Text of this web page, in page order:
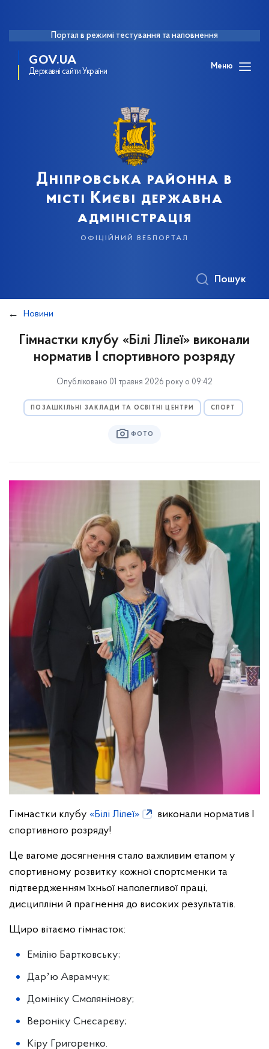
Портал в режимі тестування та наповнення
GOV.UA
Державні сайти України
Меню
Дніпровська районна в
місті Києві державна
адміністрація
офіційний вебпортал
Пошук
Новини
Гімнастки клубу «Білі Лілеї» виконали
норматив І спортивного розряду
Опубліковано 01 травня 2026 року о 09:42
ПОЗАШКІЛЬНІ ЗАКЛАДИ ТА ОСВІТНІ ЦЕНТРИ СПОРТ
ФОТО
Гімнастки клубу «Білі Лілеї»
виконали норматив І
спортивного розряду!
Це вагоме досягнення стало важливим етапом у
спортивному розвитку кожної спортсменки та
підтвердженням їхньої наполегливої праці,
дисципліни й прагнення до високих результатів.
Щиро вітаємо гімнасток:
Емілію Бартковську;
Дарʼю Аврамчук;
Домініку Смолянінову;
Вероніку Снєсарєву;
Кіру Григоренко.